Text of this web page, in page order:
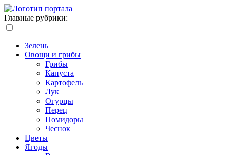
Главные рубрики:
Зелень
Овощи и грибы
Грибы
Капуста
Картофель
Лук
Огурцы
Перец
Помидоры
Чеснок
Цветы
Ягоды